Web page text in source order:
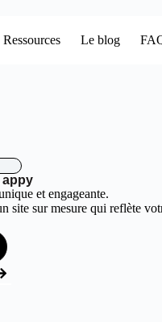
Ressources Le blog
appy
et engageante.
site sur mesure qui reflète